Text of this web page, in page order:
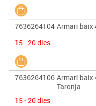
7636264104 Armari baix
15 - 20 dies
7636264106 Armari baix
Taronja
15 - 20 dies